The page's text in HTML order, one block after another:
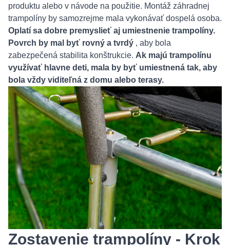
produktu alebo v návode na použitie. Montáž záhradnej
trampolíny by samozrejme mala vykonávať dospelá osoba.
Oplatí sa dobre premyslieť aj umiestnenie trampolíny.
Povrch by mal byť rovný a tvrdý , aby bola
zabezpečená stabilita konštrukcie. Ak majú trampolínu
využívať hlavne deti, mala by byť umiestnená tak, aby
bola vždy viditeľná z domu alebo terasy.
Zostavenie trampolíny - Krok